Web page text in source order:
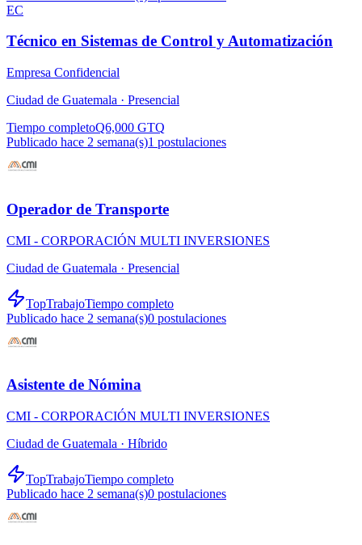
EC
Técnico en Sistemas de Control y Automatización
Empresa Confidencial
Ciudad de Guatemala · Presencial
Tiempo completoQ6,000 GTQ
Publicado hace 2 semana(s)1 postulaciones
Operador de Transporte
CMI - CORPORACIÓN MULTI INVERSIONES
Ciudad de Guatemala · Presencial
TopTrabajoTiempo completo
Publicado hace 2 semana(s)0 postulaciones
Asistente de Nómina
CMI - CORPORACIÓN MULTI INVERSIONES
Ciudad de Guatemala · Híbrido
TopTrabajoTiempo completo
Publicado hace 2 semana(s)0 postulaciones